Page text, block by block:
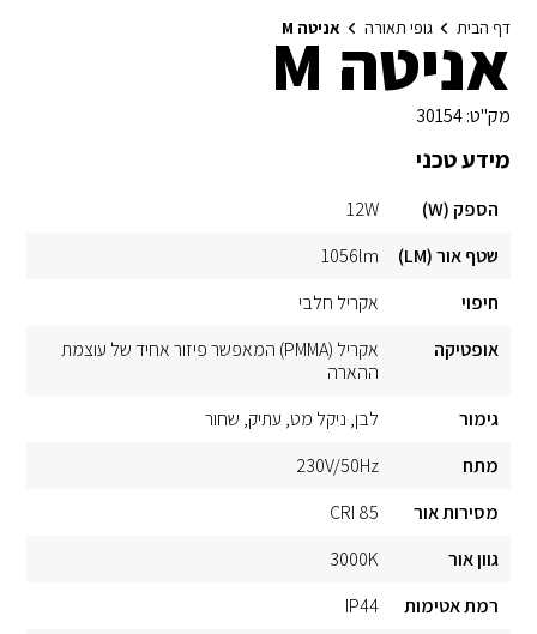
דף הבית גופי תאורה אניטה Mאניטה M
מק"ט: 30154
מידע טכני
הספק (W)
12W
שטף אור (LM)
1056lm
חיפוי
אקריל חלבי
אופטיקה
אקריל (PMMA) המאפשר פיזור אחיד של עוצמת
ההארה
גימור
לבן ניקל מט עתיק שחור
מתח
230V/50Hz
מסירות אור
CRI 85
גוון אור
3000K
רמת אטימות
IP44